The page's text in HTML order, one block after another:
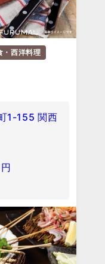
・西洋料理
1-155 関西
円